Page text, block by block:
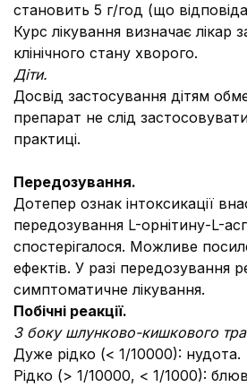
становить 5 г/год (що
Курс лікування визначає лікар
клінічного стану хворого.
Діти.
Досвід застосування дітям
препарат не слід
практиці.
Передозування.
Дотепер ознак інтоксикації
передозування L-орнітину-L-
спостерігалося. Можливе
ефектів. У разі передозування
симптоматичне лікування.
Побічні реакції.
З боку шлунково-кишкового
Дуже рідко (< 1/10000): нудота.
Рідко (> 1/10000, < 1/1000):